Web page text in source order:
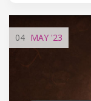
04 MAY '23